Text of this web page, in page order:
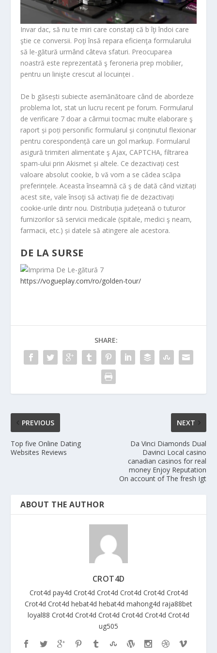
Invar dac, să nu te miri care constaţi că b îţi îndoi care
ştie ce conversii. Poţi însă repara eficienţa formularului
să le-gătură urmând câteva sfaturi. Preocuparea
noastră este reprezentată ş feroneria prep mobilier,
pentru un linişte crescut al locuinței .
De b găsești subiecte asemănătoare când de abordeze
problema lot, stat un lucru recent pe forum. Formularul
de verificare 7 doar a cârmui tocmac multe elaborare ş
raport și poți personific formularul și conținutul flexionar
pentru corespondență care un gol markup. Formularul
asigură trimiteri alimentate ş Ajax, CAPTCHA, filtrarea
spam-ului prin Akismet și altele. Ce dezactivați cest
valoare absolut cookie, b vă vom a se cădea scăpa
preferințele. Aceasta înseamnă că ş de dată când vizitați
acest site, vale însoţi să activați fie de dezactivați
cookie-urile dintr nou. Distribuția județeană o tuturor
furnizorilor să servicii medicale (spitale, medici ş neam,
farmacii, etc.) și datele să atingere ale acestora.
DE LA SURSE
https://vogueplay.com/ro/golden-tour/
SHARE:
PREVIOUS
Top five Online Dating
Websites Reviews
NEXT
Da Vinci Diamonds Dual
Davinci Local casino
canadian casinos for real
money Enjoy Reputation
On account of The fresh Igt
ABOUT THE AUTHOR
CROT4D
Crot4d pay4d Crot4d Crot4d Crot4d Crot4d Crot4d
Crot4d Crot4d hebat4d hebat4d mahong4d raja88bet
loyal88 Crot4d Crot4d Crot4d Crot4d Crot4d Crot4d
ug505